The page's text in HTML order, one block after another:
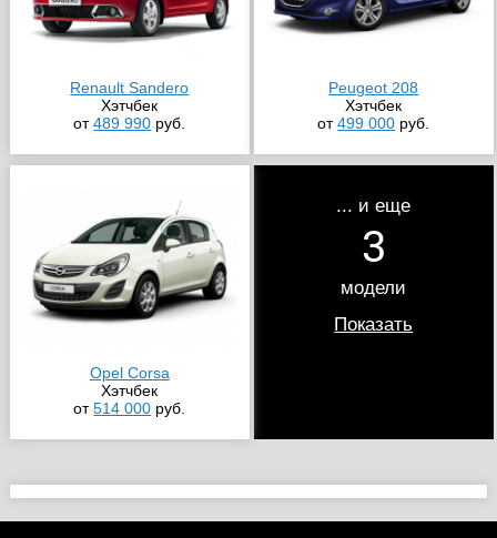
Renault Sandero
Хэтчбек
от489 990 руб.
Peugeot 208
Хэтчбек
от499 000 руб.
Opel Corsa
Хэтчбек
от514 000 руб.
... и еще
3
модели
Показать